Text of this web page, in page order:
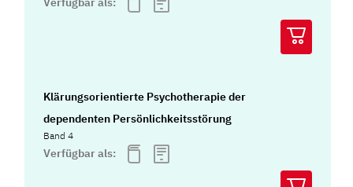
Klärungsorientierte Psychotherapie der
dependenten Persönlichkeitsstörung
Band 4
Verfügbar als: